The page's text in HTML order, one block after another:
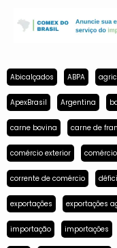
Abicalçados ABPA
ApexBrasil Argentina
carne bovina carne de
comércio exterior
corrente de comércio
exportações exportações
importação importações